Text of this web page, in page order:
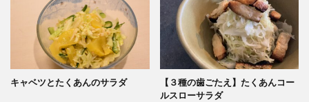
キャベツとたくあんのサラダ
【３種の歯ごたえ】たくあんコー
ルスローサラダ